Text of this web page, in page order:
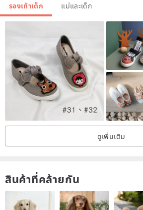
รองเท้าเด็ก แม่และเด็ก
ดูเพิ่มเติม
สินค้าที่คล้ายกัน